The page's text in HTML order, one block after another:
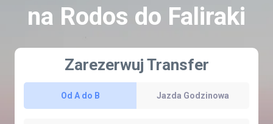
na Rodos do Faliraki
Zarezerwuj Transfer
Od A do B Jazda Godzinowa